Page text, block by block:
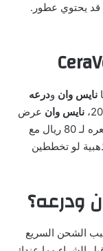
يحتوي عطور.
نايس وان ودرعه
نايس وان عرض
نزّل سعره لـ 80 ريال مع
لو تخططين
ودرعه؟
الشحن السريع